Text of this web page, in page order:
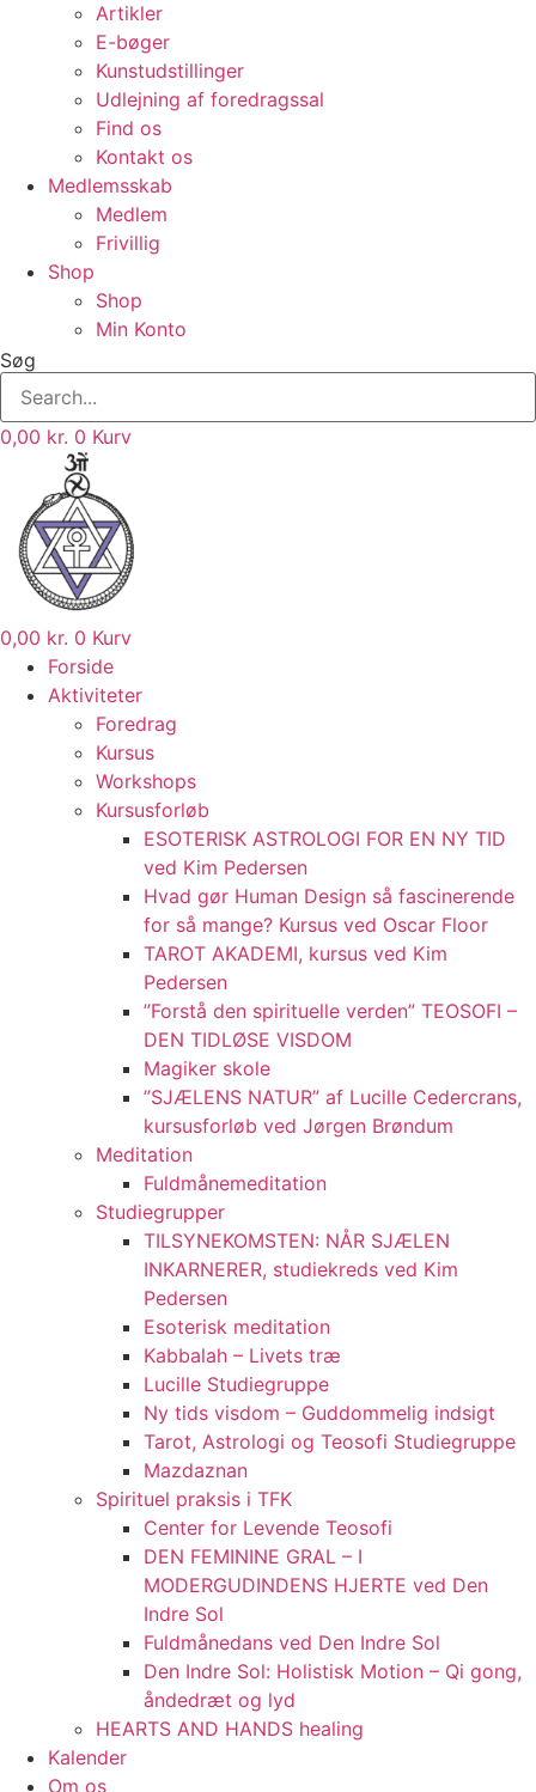
Artikler
E-bøger
Kunstudstillinger
Udlejning af foredragssal
Find os
Kontakt os
Medlemsskab
Medlem
Frivillig
Shop
Shop
Min Konto
Søg
0,00 kr. 0 Kurv
0,00 kr. 0 Kurv
Forside
Aktiviteter
Foredrag
Kursus
Workshops
Kursusforløb
ESOTERISK ASTROLOGI FOR EN NY TID
ved Kim Pedersen
Hvad gør Human Design så fascinerende
for så mange? Kursus ved Oscar Floor
TAROT AKADEMI, kursus ved Kim
Pedersen
”Forstå den spirituelle verden” TEOSOFI –
DEN TIDLØSE VISDOM
Magiker skole
”SJÆLENS NATUR” af Lucille Cedercrans,
kursusforløb ved Jørgen Brøndum
Meditation
Fuldmånemeditation
Studiegrupper
TILSYNEKOMSTEN: NÅR SJÆLEN
INKARNERER, studiekreds ved Kim
Pedersen
Esoterisk meditation
Kabbalah – Livets træ
Lucille Studiegruppe
Ny tids visdom – Guddommelig indsigt
Tarot, Astrologi og Teosofi Studiegruppe
Mazdaznan
Spirituel praksis i TFK
Center for Levende Teosofi
DEN FEMININE GRAL – I
MODERGUDINDENS HJERTE ved Den
Indre Sol
Fuldmånedans ved Den Indre Sol
Den Indre Sol: Holistisk Motion – Qi gong,
åndedræt og lyd
HEARTS AND HANDS healing
Kalender
Om os